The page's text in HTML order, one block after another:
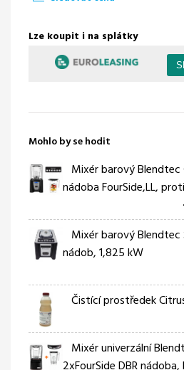
Lze koupit i na splátky
Mohlo by se hodit
Mixér barový
nádoba FourSide,LL,
Mixér barový Blendtec
nádob, 1,825 kW
Čistící prostředek
Mixér univerzální